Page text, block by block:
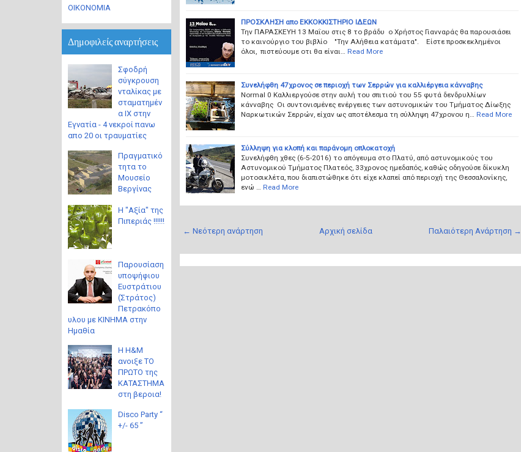
ΠΡΟΣΚΛΗΣΗ απο ΕΚΚΟΚΚΙΣΤΗΡΙΟ ΙΔΕΩΝ
Την ΠΑΡΑΣΚΕΥΗ 13 Μαΐου στις 8 το βράδυ ο Χρήστος Γιανναράς θα παρουσιάσει
το καινούργιο του βιβλίο "Την Αλήθεια κατάματα". Είστε προσκεκλημένοι
όλοι, πιστεύουμε οτι θα είναι…
Read More
Συνελήφθη 47χρονος σε περιοχή των Σερρών για καλλιέργεια κάνναβης
Normal 0 Καλλιεργούσε στην αυλή του σπιτιού του 55 φυτά δενδρυλλίων
κάνναβης Οι συντονισμένες ενέργειες των αστυνομικών του Τμήματος Δίωξης
Ναρκωτικών Σερρών, είχαν ως αποτέλεσμα τη σύλληψη 47χρονου η…
Read More
Σύλληψη για κλοπή και παράνομη οπλοκατοχή
Συνελήφθη χθες (6-5-2016) το απόγευμα στο Πλατύ, από αστυνομικούς του
Αστυνομικού Τμήματος Πλατεός, 33χρονος ημεδαπός, καθώς οδηγούσε δίκυκλη
μοτοσικλέτα, που διαπιστώθηκε ότι είχε κλαπεί από περιοχή της Θεσσαλονίκης,
ενώ …
Read More
← Νεότερη ανάρτηση Παλαιότερη Ανάρτηση →
Αρχική σελίδα
ΟΙΚΟΝΟΜΙΑ
Δημοφιλείς αναρτήσεις
Σφοδρή
σύγκρουση
νταλίκας με
σταματημέν
α ΙΧ στην
Εγνατία - 4 νεκροί πανω
απο 20 οι τραυματίες
Πραγματικό
τητα το
Μουσείο
Βεργίνας
Η "Αξία" της
Πιπεριάς !!!!!!
Παρουσίαση
υποψήφιου
Ευστράτιου
(Στράτος)
Πετρακόπο
υλου με ΚΙΝΗΜΑ στην
Ημαθία
Η H&M
ανοιξε ΤΟ
ΠΡΩΤΟ της
ΚΑΤΑΣΤΗΜΑ
στη βεροια!
Disco Party “
+/- 65 ”